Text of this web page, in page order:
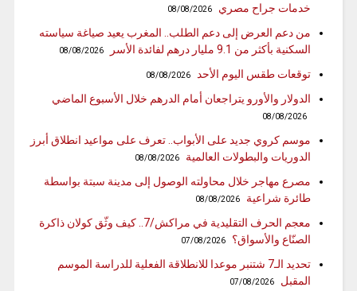
خدمات جراح مصري
08/08/2026
من دعم العرض إلى دعم الطلب.. المغرب يعيد صياغة سياسته
السكنية بأكثر من 9.1 مليار درهم لفائدة الأسر
08/08/2026
توقعات طقس اليوم الأحد 08/08/2026
الدولار والأورو يتراجعان أمام الدرهم خلال الأسبوع الماضي
08/08/2026
موسم كروي جديد على الأبواب.. تعرف على مواعيد انطلاق أبرز
الدوريات والبطولات العالمية
08/08/2026
مصرع مهاجر خلال محاولته الوصول إلى مدينة سبتة بواسطة
طائرة شراعية
08/08/2026
معجم الحرف التقليدية في مراكش/7.. كيف وثّق كولان ذاكرة
الصنّاع والأسواق؟
07/08/2026
تحديد الـ7 شتنبر موعدا للانطلاقة الفعلية للدراسة الموسم
المقبل
07/08/2026